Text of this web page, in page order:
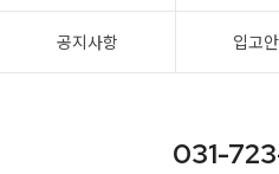
공지사항 입고
031-